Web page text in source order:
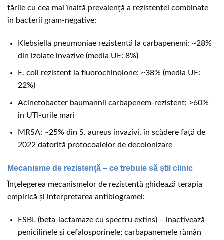
țările cu cea mai înaltă prevalență a rezistenței combinate
în bacterii gram-negative:
Klebsiella pneumoniae rezistentă la carbapenemi: ~28%
din izolate invazive (media UE: 8%)
E. coli rezistent la fluorochinolone: ~38% (media UE:
22%)
Acinetobacter baumannii carbapenem-rezistent: >60%
în UTI-urile mari
MRSA: ~25% din S. aureus invazivi, în scădere față de
2022 datorită protocoalelor de decolonizare
Mecanisme de rezistență – ce trebuie să știi clinic
Înțelegerea mecanismelor de rezistență ghidează terapia
empirică și interpretarea antibiogramei:
ESBL (beta-lactamaze cu spectru extins) – inactivează
penicilinele și cefalosporinele; carbapanemele rămân